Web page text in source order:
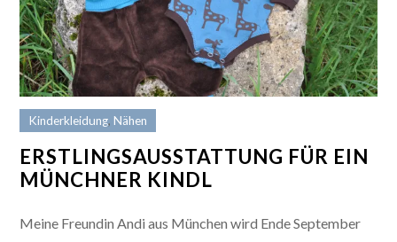
Kinderkleidung,Nähen
ERSTLINGSAUSSTATTUNG FÜR EIN
MÜNCHNER KINDL
Meine Freundin Andi aus München wird Ende September